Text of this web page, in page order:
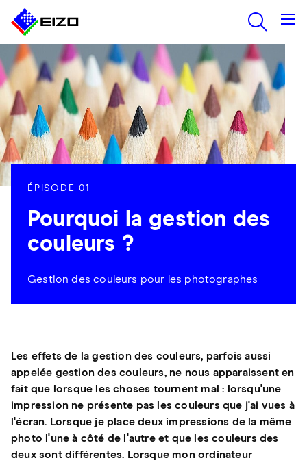
ÉPISODE 01
Pourquoi la gestion des
couleurs ?
Gestion des couleurs pour les photographes
Les effets de la gestion des couleurs, parfois aussi
appelée gestion des couleurs, ne nous apparaissent en
fait que lorsque les choses tournent mal : lorsqu'une
impression ne présente pas les couleurs que j'ai vues à
l'écran. Lorsque je place deux impressions de la même
photo l'une à côté de l'autre et que les couleurs des
deux sont différentes. Lorsque mon ordinateur